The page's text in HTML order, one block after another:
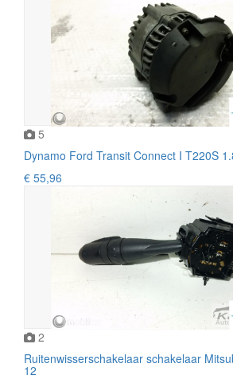
5
Dynamo Ford Transit Connect I T220S
€ 55,96
2
Ruitenwisserschakelaar schakelaar
12